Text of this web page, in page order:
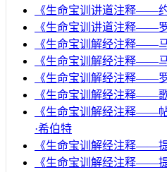
《生命宝训讲道注释——
《生命宝训讲道注释——
《生命宝训解经注释——
《生命宝训解经注释——
《生命宝训解经注释——
《生命宝训解经注释——
《生命宝训解经注释——
·希伯特
《生命宝训解经注释——
《生命宝训解经注释——